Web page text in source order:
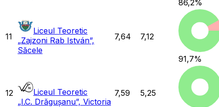
86,2%
11
Liceul Teoretic
„Zajzoni Rab István”,
Săcele
7,64 7,12
91,7%
12
Liceul Teoretic
„I.C. Drăgușanu”, Victoria
7,59 5,25